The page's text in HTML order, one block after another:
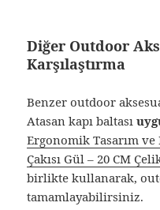
Diğer Outdoor
Karşılaştırma
Benzer outdoor
Atasan kapı baltası
Ergonomik Tasarım
Çakısı Gül – 20 CM
birlikte kullanarak,
tamamlayabilirsiniz.